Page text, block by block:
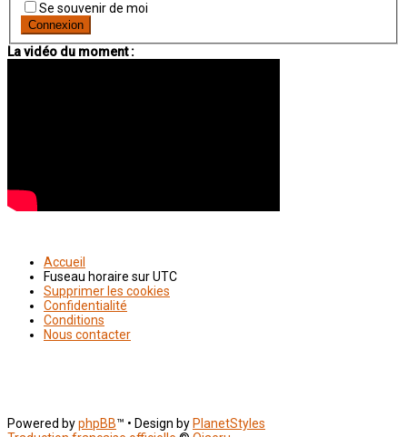
Se souvenir de moi
La vidéo du moment :
Accueil
Fuseau horaire surUTC
Supprimer les cookies
Confidentialité
Conditions
Nous contacter
Powered byphpBB™ • Design by PlanetStyles